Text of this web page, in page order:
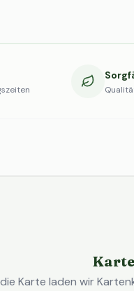
Karte laden wir